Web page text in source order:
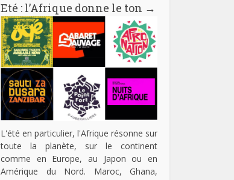
Eté : l’Afrique donne le ton →
L'été en particulier, l'Afrique résonne sur
toute la planète, sur le continent
comme en Europe, au Japon ou en
Amérique du Nord. Maroc, Ghana,